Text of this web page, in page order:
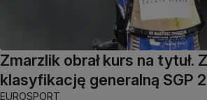
Zmarzlik obrał kurs na tytuł.
klasyfikację generalną SGP
EUROSPORT